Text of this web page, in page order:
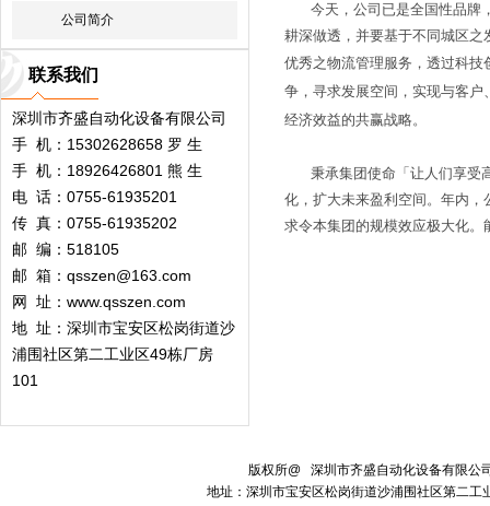
公司简介
联系我们
深圳市齐盛自动化设备有限公司
手 机：15302628658 罗 生
手 机：18926426801 熊 生
电 话：0755-61935201
传 真：0755-61935202
邮 编：518105
邮 箱：qsszen@163.com
网 址：www.qsszen.com
地 址：深圳市宝安区松岗街道沙
浦围社区第二工业区49栋厂房
101
今天，公司已是全国性品牌，
耕深做透，并要基于不同城区
优秀之物流管理服务，透过科技
争，寻求发展空间，实现与客
经济效益的共赢战略。
秉承集团使命「让人们享受高
化，扩大未来盈利空间。年内
求令本集团的规模效应极大化
版权所@ 深圳市齐盛自动化设备有限
地址：深圳市宝安区松岗街道沙浦围社区第二